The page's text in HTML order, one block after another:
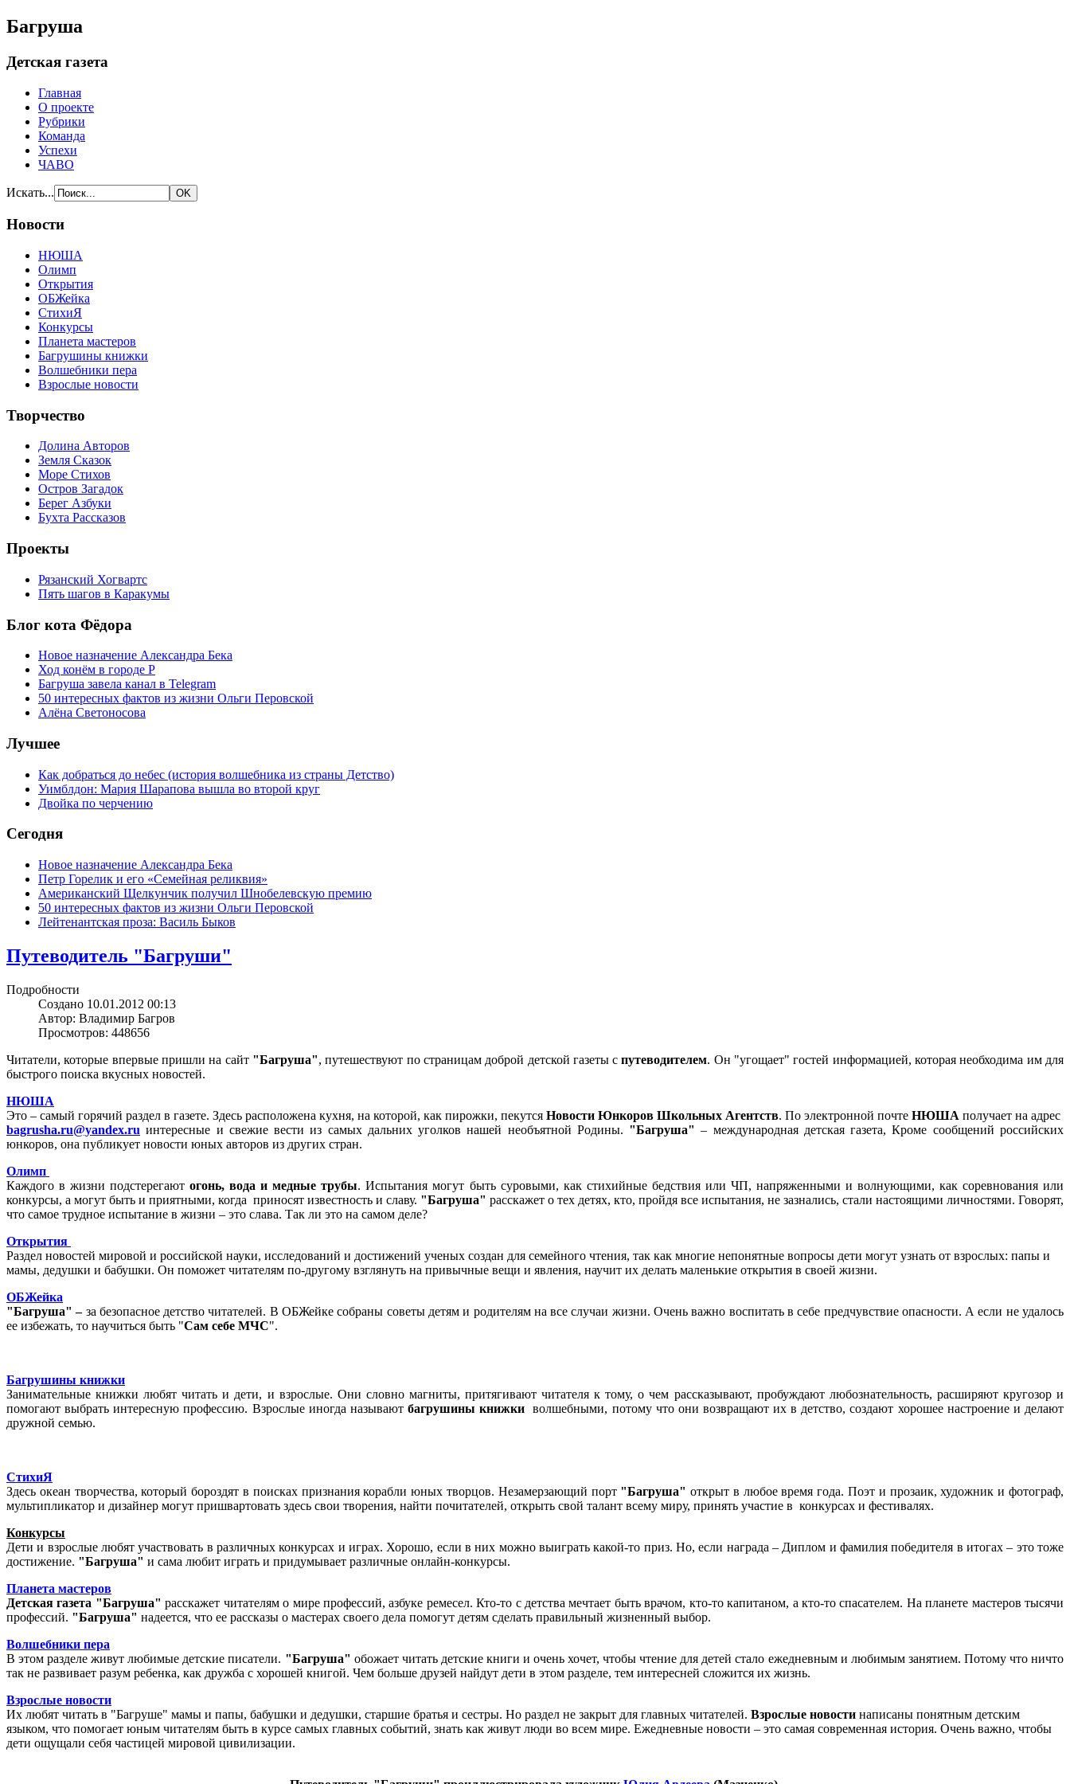
Багруша
Детская газета
Главная
О проекте
Рубрики
Команда
Успехи
ЧАВО
Искать...
Новости
НЮША
Олимп
Открытия
ОБЖейка
СтихиЯ
Конкурсы
Планета мастеров
Багрушины книжки
Волшебники пера
Взрослые новости
Творчество
Долина Авторов
Земля Сказок
Море Стихов
Остров Загадок
Берег Азбуки
Бухта Рассказов
Проекты
Рязанский Хогвартс
Пять шагов в Каракумы
Блог кота Фёдора
Новое назначение Александра Бека
Ход конём в городе Р
Багруша завела канал в Telegram
50 интересных фактов из жизни Ольги Перовской
Алёна Светоносова
Лучшее
Как добраться до небес (история волшебника из страны Детство)
Уимблдон: Мария Шарапова вышла во второй круг
Двойка по черчению
Сегодня
Новое назначение Александра Бека
Петр Горелик и его «Семейная реликвия»
Американский Щелкунчик получил Шнобелевскую премию
50 интересных фактов из жизни Ольги Перовской
Лейтенантская проза: Василь Быков
Путеводитель "Багруши"
Подробности
Создано 10.01.2012 00:13
Автор: Владимир Багров
Просмотров: 448656
Читатели, которые впервые пришли на сайт "Багруша", путешествуют по страницам доброй детской газеты спутеводителем. Он "угощает" гостей информацией, которая необходима им для
быстрого поиска вкусных новостей.
НЮША
Это – самый горячий раздел в газете. Здесь расположена кухня, на которой, как пирожки, пекутся Новости Юнкоров Школьных Агентств. По электронной почте НЮША получает на адрес
bagrusha.ru@yandex.ru интересные и свежие вести из самых дальних уголков нашей необъятной Родины. "Багруша" – международная детская газета, Кроме сообщений российских
юнкоров, она публикует новости юных авторов из других стран.
Олимп
Каждого в жизни подстерегаютогонь, вода и медные трубы. Испытания могут быть суровыми, как стихийные бедствия или ЧП, напряженными и волнующими, как соревнования или
конкурсы, а могут быть и приятными, когда приносят известность и славу. "Багруша" расскажет о тех детях, кто, пройдя все испытания, не зазнались, стали настоящими личностями. Говорят,
что самое трудное испытание в жизни – это слава. Так ли это на самом деле?
Открытия
Раздел новостей мировой и российской науки, исследований и достижений ученых создан для семейного чтения, так как многие непонятные вопросы дети могут узнать от взрослых: папы и
мамы, дедушки и бабушки. Он поможет читателям по-другому взглянуть на привычные вещи и явления, научит их делать маленькие открытия в своей жизни.
ОБЖейка
"Багруша" – за безопасное детство читателей. В ОБЖейке собраны советы детям и родителям на все случаи жизни. Очень важно воспитать в себе предчувствие опасности. А если не удалось
ее избежать, то научиться быть "Сам себе МЧС".
Багрушины книжки
Занимательные книжки любят читать и дети, и взрослые. Они словно магниты, притягивают читателя к тому, о чем рассказывают, пробуждают любознательность, расширяют кругозор и
помогают выбрать интересную профессию. Взрослые иногда называют багрушины книжки волшебными, потому что они возвращают их в детство, создают хорошее настроение и делают
дружной семью.
СтихиЯ
Здесь океан творчества, который бороздят в поисках признания корабли юных творцов. Незамерзающий порт "Багруша" открыт в любое время года. Поэт и прозаик, художник и фотограф,
мультипликатор и дизайнер могут пришвартовать здесь свои творения, найти почитателей, открыть свой талант всему миру, принять участие в конкурсах и фестивалях.
Конкурсы
Дети и взрослые любят участвовать в различных конкурсах и играх. Хорошо, если в них можно выиграть какой-то приз. Но, если награда – Диплом и фамилия победителя в итогах – это тоже
достижение. "Багруша" и сама любит играть и придумывает различные онлайн-конкурсы.
Планета мастеров
Детская газета "Багруша" расскажет читателям о мире профессий, азбуке ремесел. Кто-то с детства мечтает быть врачом, кто-то капитаном, а кто-то спасателем. На планете мастеров тысячи
профессий. "Багруша" надеется, что ее рассказы о мастерах своего дела помогут детям сделать правильный жизненный выбор.
Волшебники пера
В этом разделе живут любимые детские писатели. "Багруша" обожает читать детские книги и очень хочет, чтобы чтение для детей стало ежедневным и любимым занятием. Потому что ничто
так не развивает разум ребенка, как дружба с хорошей книгой. Чем больше друзей найдут дети в этом разделе, тем интересней сложится их жизнь.
Взрослые новости
Их любят читать в "Багруше" мамы и папы, бабушки и дедушки, старшие братья и сестры. Но раздел не закрыт для главных читателей. Взрослые новости написаны понятным детским
языком, что помогает юным читателям быть в курсе самых главных событий, знать как живут люди во всем мире. Ежедневные новости – это самая современная история. Очень важно, чтобы
дети ощущали себя частицей мировой цивилизации.